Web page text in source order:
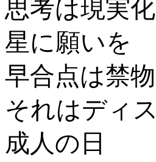
思考は現実
星に願いを
早合点は禁物
それはディ
成人の日